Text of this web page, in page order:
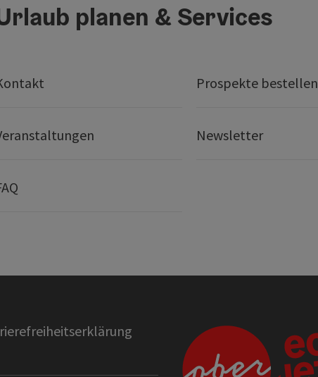
planen & Services
Prospekte bestellen
Newsletter